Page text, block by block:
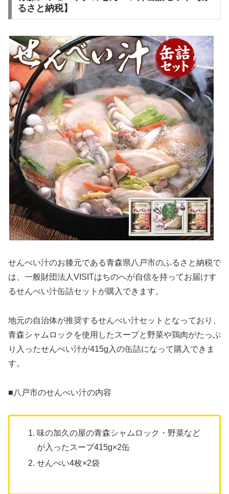
るさと納税】
せんべい汁のお膝元である青森県八戸市のふるさと納税で
は、一般財団法人VISITはちのへが自信を持ってお届けす
るせんべい汁缶詰セットが購入できます。
地元の自治体が推奨するせんべい汁セットとなっており、
青森シャムロックを使用したスープと野菜や鶏肉がたっぷ
り入ったせんべい汁が415g入の缶詰になって購入できま
す。
■八戸市のせんべい汁の内容
味の加久の屋の青森シャムロック・野菜など
が入ったスープ415g×2缶
せんべい4枚×2袋